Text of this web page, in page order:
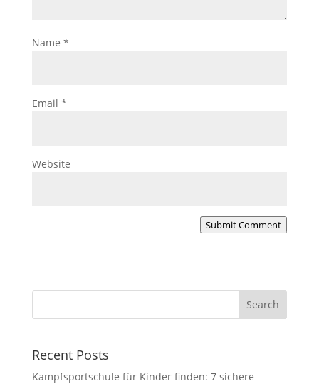
Name *
Email *
Website
Submit Comment
Recent Posts
Kampfsportschule für Kinder finden: 7 sichere